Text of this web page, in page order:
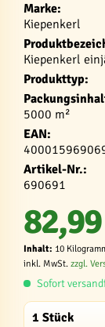
Marke:
Kiepenkerl
Kiepenkerl
Produkttyp:
5000 m²
EAN:
Artikel-Nr.:
690691
Inhalt: 10
inkl. MwSt. zzgl.
Sofort